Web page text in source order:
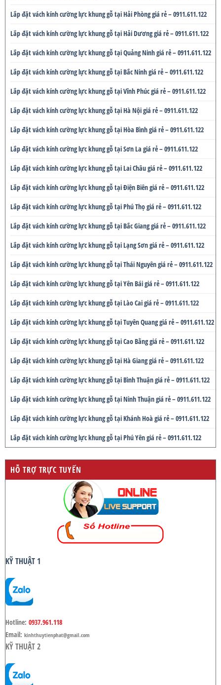
Lắp đặt vách kính cường lực khung gỗ tại Hải Phòng giá rẻ – 0911.611.122
Lắp đặt vách kính cường lực khung gỗ tại Hải Dương giá rẻ – 0911.611.122
Lắp đặt vách kính cường lực khung gỗ tại Quảng Ninh giá rẻ – 0911.611.122
Lắp đặt vách kính cường lực khung gỗ tại Bắc Ninh giá rẻ – 0911.611.122
Lắp đặt vách kính cường lực khung gỗ tại Vĩnh Phúc giá rẻ – 0911.611.122
Lắp đặt vách kính cường lực khung gỗ tại Hà Nội giá rẻ – 0911.611.122
Lắp đặt vách kính cường lực khung gỗ tại Hòa Bình giá rẻ – 0911.611.122
Lắp đặt vách kính cường lực khung gỗ tại Sơn La giá rẻ – 0911.611.122
Lắp đặt vách kính cường lực khung gỗ tại Lai Châu giá rẻ – 0911.611.122
Lắp đặt vách kính cường lực khung gỗ tại Điện Biên giá rẻ – 0911.611.122
Lắp đặt vách kính cường lực khung gỗ tại Phú Thọ giá rẻ – 0911.611.122
Lắp đặt vách kính cường lực khung gỗ tại Bắc Giang giá rẻ – 0911.611.122
Lắp đặt vách kính cường lực khung gỗ tại Lạng Sơn giá rẻ – 0911.611.122
Lắp đặt vách kính cường lực khung gỗ tại Thái Nguyên giá rẻ – 0911.611.122
Lắp đặt vách kính cường lực khung gỗ tại Yên Bái giá rẻ – 0911.611.122
Lắp đặt vách kính cường lực khung gỗ tại Lào Cai giá rẻ – 0911.611.122
Lắp đặt vách kính cường lực khung gỗ tại Tuyên Quang giá rẻ – 0911.611.122
Lắp đặt vách kính cường lực khung gỗ tại Cao Bằng giá rẻ – 0911.611.122
Lắp đặt vách kính cường lực khung gỗ tại Hà Giang giá rẻ – 0911.611.122
Lắp đặt vách kính cường lực khung gỗ tại Bình Thuận giá rẻ – 0911.611.122
Lắp đặt vách kính cường lực khung gỗ tại Ninh Thuận giá rẻ – 0911.611.122
Lắp đặt vách kính cường lực khung gỗ tại Khánh Hoà giá rẻ – 0911.611.122
Lắp đặt vách kính cường lực khung gỗ tại Phú Yên giá rẻ – 0911.611.122
HỖ TRỢ TRỰC TUYẾN
KỸ THUẬT 1
Hotline: 0937.961.118
Email: kinhthuytienphat@gmail.com
KỸ THUẬT 2